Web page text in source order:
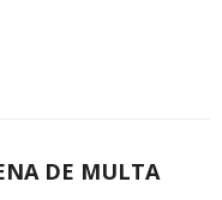
DE MULTA